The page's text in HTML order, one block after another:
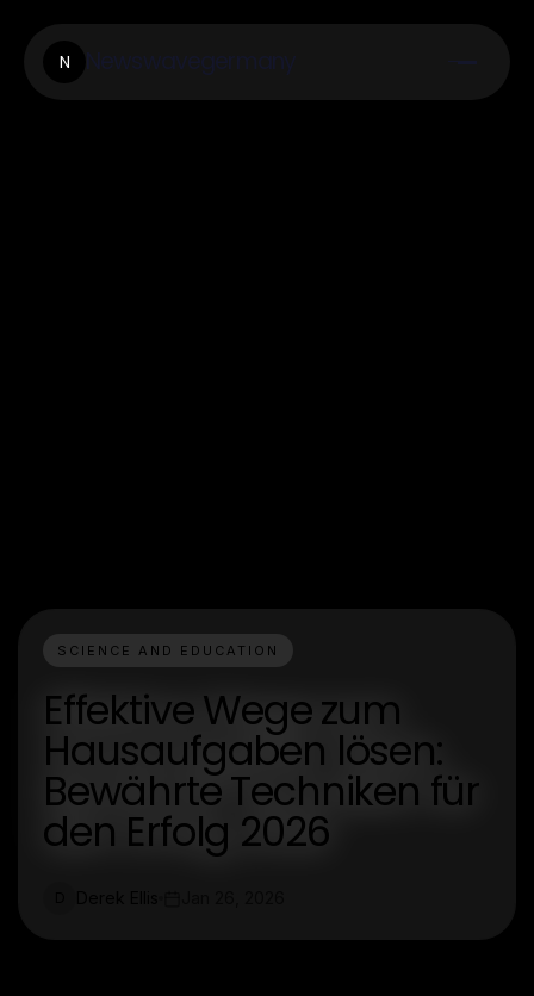
N
SCIENCE AND EDUCATION
Effektive Wege zum
Hausaufgaben lösen:
Bewährte Techniken für
den Erfolg 2026